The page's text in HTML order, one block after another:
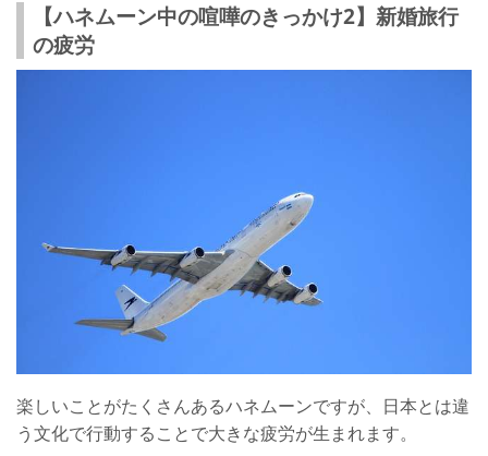
【ハネムーン中の喧嘩のきっかけ2】新婚旅行
の疲労
楽しいことがたくさんあるハネムーンですが、日本とは違
う文化で行動することで大きな疲労が生まれます。